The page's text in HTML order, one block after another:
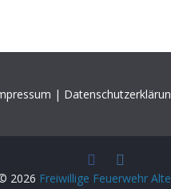
|
2026 Freiwillige Feuerwehr